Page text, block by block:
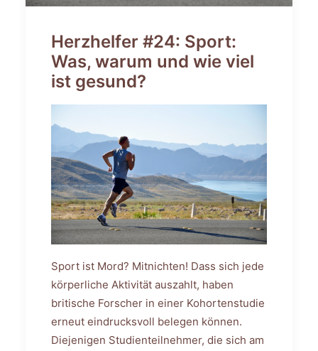
Herzhelfer #24: Sport:
Was, warum und wie viel
ist gesund?
Sport ist Mord? Mitnichten! Dass sich jede
körperliche Aktivität auszahlt, haben
britische Forscher in einer Kohortenstudie
erneut eindrucksvoll belegen können.
Diejenigen Studienteilnehmer, die sich am